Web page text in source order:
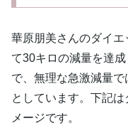
華原朋美さんのダイ
て30キロの減量を達
で、無理な急激減量
としています。下記
メージです。